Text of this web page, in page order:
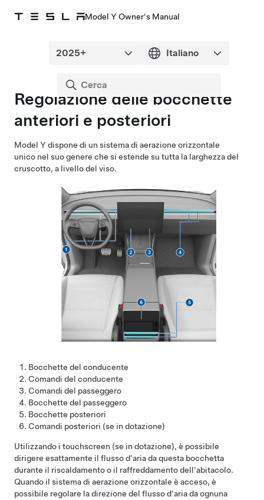
Model Y Owner's Manual
Regolazione delle bocchette
anteriori e posteriori
Model Y dispone di un sistema di aerazione orizzontale
unico nel suo genere che si estende su tutta la larghezza del
cruscotto, a livello del viso.
Bocchette del conducente
Comandi del conducente
Comandi del passeggero
Bocchette del passeggero
Bocchette posteriori
Comandi posteriori (se in dotazione)
Utilizzando i touchscreen (se in dotazione), è possibile
dirigere esattamente il flusso d'aria da questa bocchetta
durante il riscaldamento o il raffreddamento dell'abitacolo.
Quando il sistema di aerazione orizzontale è acceso, è
possibile regolare la direzione del flusso d'aria da ognuna